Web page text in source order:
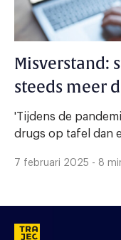
Misverstand:
steeds meer
'Tijdens de
drugs op tafel dan
7 februari 2025 - 8